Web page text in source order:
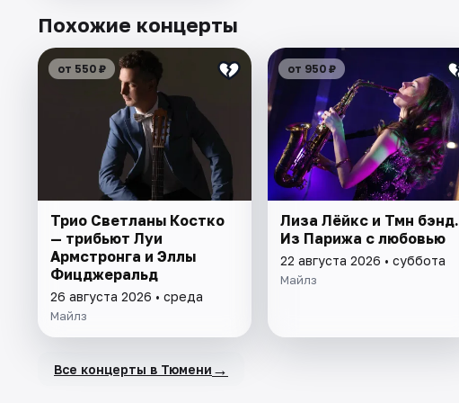
Похожие концерты
от 550 ₽
Трио Светланы Костко
— трибьют Луи
Армстронга и Эллы
Фицджеральд
26 августа 2026 • среда
Майлз
от 950 ₽
Лиза Лёйкс и Тмн бэнд.
Из Парижа с любовью
22 августа 2026 • суббота
Майлз
Все концерты в Тюмени →